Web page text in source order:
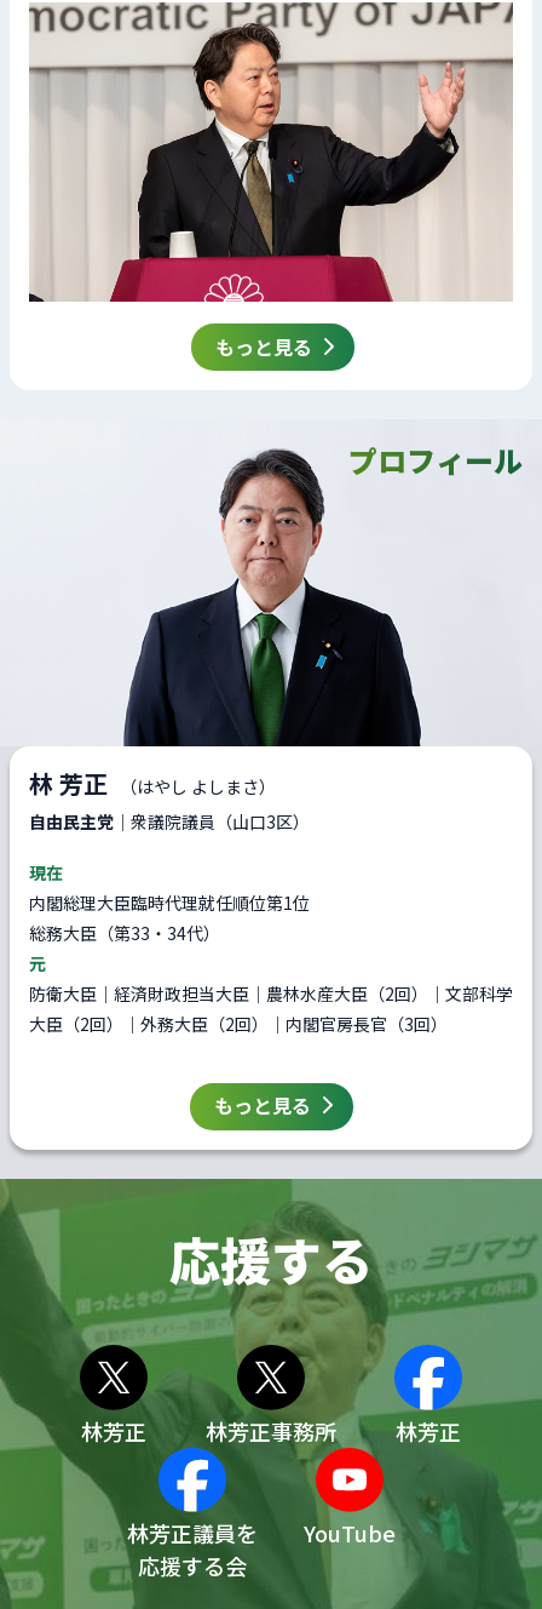
もっと見る
プロフィール
林 芳正
（はやし よしまさ）
自由民主党 ｜衆議院議員（山口3区）
現在
内閣総理大臣臨時代理就任順位第1位
総務大臣（第33・34代）
元
防衛大臣｜経済財政担当大臣｜農林水産大臣（2回）｜文部科学
大臣（2回）｜外務大臣（2回）｜内閣官房長官（3回）
もっと見る
応援する
林芳正 林芳正事務所 林芳正
林芳正議員を
応援する会
YouTube